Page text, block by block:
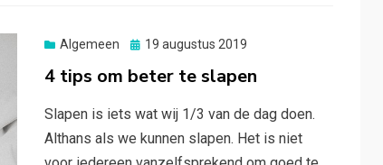
Algemeen
Posted
19 augustus 2019
4 tips om beter te slapen
Slapen is iets wat wij 1/3 van de dag doen.
Althans als we kunnen slapen. Het is niet